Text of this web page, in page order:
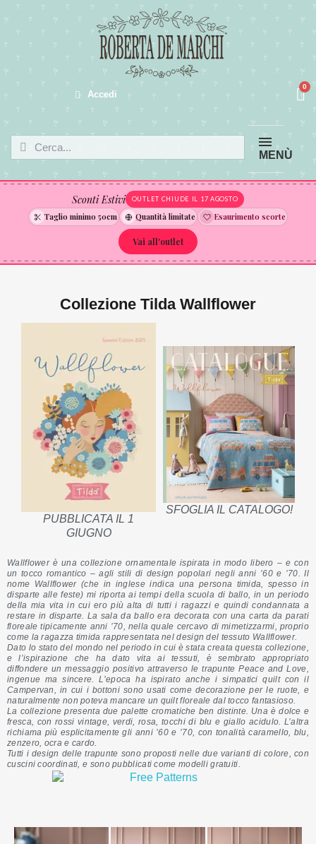
Accedi
MENÙ
Sconti Estivi OUTLET CHIUDE IL 17 AGOSTO
Taglio minimo 50cm Quantità limitate Esaurimento scorte
Vai all'outlet
Collezione Tilda Wallflower
PUBBLICATA IL 1
GIUGNO
SFOGLIA IL CATALOGO!
Wallflower è una collezione ornamentale ispirata in modo libero – e con
un tocco romantico – agli stili di design popolari negli anni ’60 e ’70. Il
nome Wallflower (che in inglese indica una persona timida, spesso in
disparte alle feste) mi riporta ai tempi della scuola di ballo, in un periodo
della mia vita in cui ero più alta di tutti i ragazzi e quindi condannata a
restare in disparte. La sala da ballo era decorata con una carta da parati
floreale tipicamente anni ’70, nella quale cercavo di mimetizzarmi, proprio
come la ragazza timida rappresentata nel design del tessuto Wallflower.
Dato lo stato del mondo nel periodo in cui è stata creata questa collezione,
e l’ispirazione che ha dato vita ai tessuti, è sembrato appropriato
diffondere un messaggio positivo attraverso le trapunte Peace and Love,
ingenue ma sincere. L’epoca ha ispirato anche i simpatici quilt con il
Campervan, in cui i bottoni sono usati come decorazione per le ruote, e
naturalmente non poteva mancare un quilt floreale dal tocco fantasioso.
La collezione presenta due palette cromatiche ben distinte. Una è dolce e
fresca, con rossi vintage, verdi, rosa, tocchi di blu e giallo acidulo. L’altra
richiama più esplicitamente gli anni ’60 e ’70, con tonalità caramello, blu,
zenzero, ocra e cardo.
Tutti i design delle trapunte sono proposti nelle due varianti di colore, con
cuscini coordinati, e sono pubblicati come modelli gratuiti.